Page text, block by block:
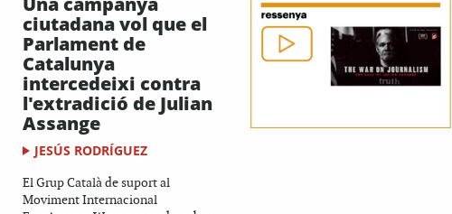
ciutadana vol que el
Parlament de
Catalunya
intercedeixi contra
l'extradició de Julian
Assange
JESÚS RODRÍGUEZ
El Grup Català de suport al
Moviment Internacional